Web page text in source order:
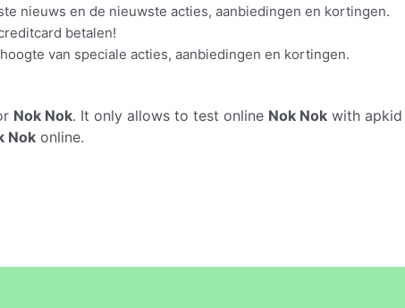
nieuws en de nieuwste acties, aanbiedingen en kortingen.
betalen!
van speciale acties, aanbiedingen en kortingen.
Nok Nok. It only allows to test online Nok Nok with apkid
Nok online.